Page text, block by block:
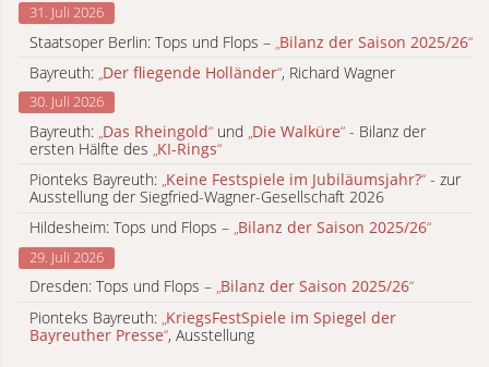
31. Juli 2026
Staatsoper Berlin: Tops und Flops – Bilanz der Saison 2025/26“
Bayreuth: Der fliegende Holländer“, Richard Wagner
30. Juli 2026
Bayreuth: „Das Rheingold“ und „Die Walküre“ - Bilanz der
ersten Hälfte des „KI-Rings“
Pionteks Bayreuth: „Keine Festspiele im Jubiläumsjahr?“ - zur
Ausstellung der Siegfried-Wagner-Gesellschaft 2026
Hildesheim: Tops und Flops – „Bilanz der Saison 2025/26“
29. Juli 2026
Dresden: Tops und Flops – „Bilanz der Saison 2025/26“
Pionteks Bayreuth: KriegsFestSpiele im Spiegel der
Bayreuther Presse“, Ausstellung